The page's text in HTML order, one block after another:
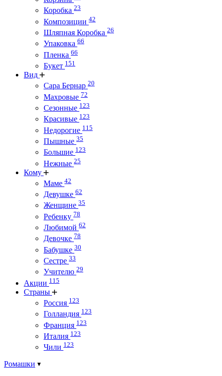
Коробка 23
Композиции 42
Шляпная Коробка 26
Упаковка 66
Пленка 66
Букет 151
Вид
Сара Бернар 20
Махровые 72
Сезонные 123
Красивые 123
Недорогие 115
Пышные 35
Большие 123
Нежные 25
Кому
Маме 42
Девушке 62
Женщине 35
Ребенку 78
Любимой 62
Девочке 78
Бабушке 30
Сестре 33
Учителю 29
Акции 115
Страны
Россия 123
Голландия 123
Франция 123
Италия 123
Чили 123
Ромашки